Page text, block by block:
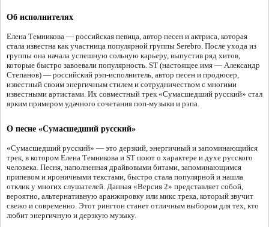
Об исполнителях
Елена Темникова — российская певица, автор песен и актриса, которая
стала известна как участница популярной группы Serebro. После ухода из
группы она начала успешную сольную карьеру, выпустив ряд хитов,
которые быстро завоевали популярность. ST (настоящее имя — Александр
Степанов) — российский рэп-исполнитель, автор песен и продюсер,
известный своим энергичным стилем и сотрудничеством с многими
известными артистами. Их совместный трек «Сумасшедший русский» стал
ярким примером удачного сочетания поп-музыки и рэпа.
О песне «Сумасшедший русский»
«Сумасшедший русский» — это дерзкий, энергичный и запоминающийся
трек, в котором Елена Темникова и ST поют о характере и духе русского
человека. Песня, наполненная драйвовыми битами, запоминающимся
припевом и ироничными текстами, быстро стала популярной и нашла
отклик у многих слушателей. Данная «Версия 2» представляет собой,
вероятно, альтернативную аранжировку или микс трека, который звучит
свежо и современно. Этот рингтон станет отличным выбором для тех, кто
любит энергичную и дерзкую музыку.